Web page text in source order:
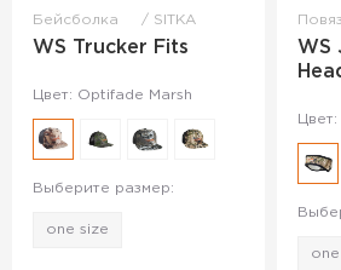
Бейсболка SITKA
WS Trucker Fits
Цвет: Optifade Marsh
Выберите размер:
one size
WS